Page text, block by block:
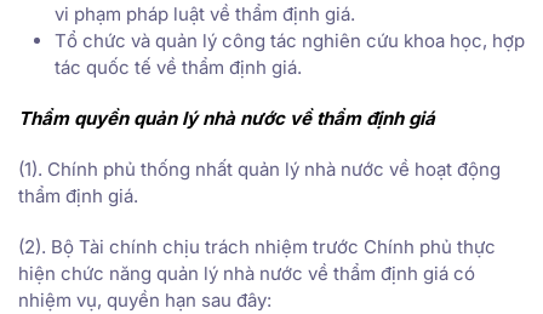
vi phạm pháp luật về thẩm định giá.
Tổ chức và quản lý công tác nghiên cứu khoa học, hợp
tác quốc tế về thẩm định giá.
Thẩm quyền quản lý nhà nước về thẩm định giá
(1). Chính phủ thống nhất quản lý nhà nước về hoạt động
thẩm định giá.
(2). Bộ Tài chính chịu trách nhiệm trước Chính phủ thực
hiện chức năng quản lý nhà nước về thẩm định giá có
nhiệm vụ, quyền hạn sau đây: